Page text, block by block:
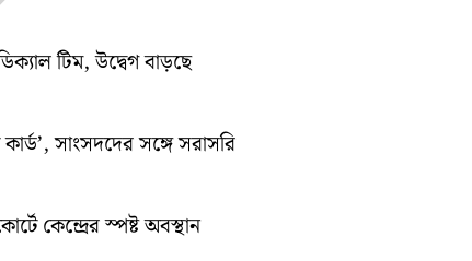
টিম, উদ্বেগ বাড়ছে
সাংসদদের সঙ্গে সরাসরি
কেন্দ্রের স্পষ্ট অবস্থান